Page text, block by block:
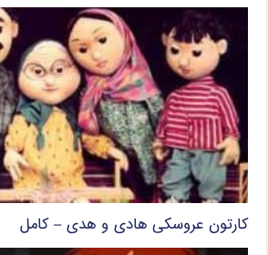
کارتون عروسکی هادی و هدی – کامل